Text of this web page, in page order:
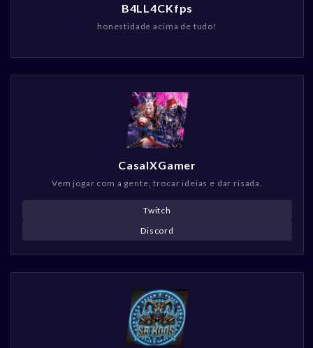
B4LL4CKfps
honestidade acima de tudo!
CasalXGamer
Vem jogar com a gente, trocar ideias e dar risada.
Twitch
Discord